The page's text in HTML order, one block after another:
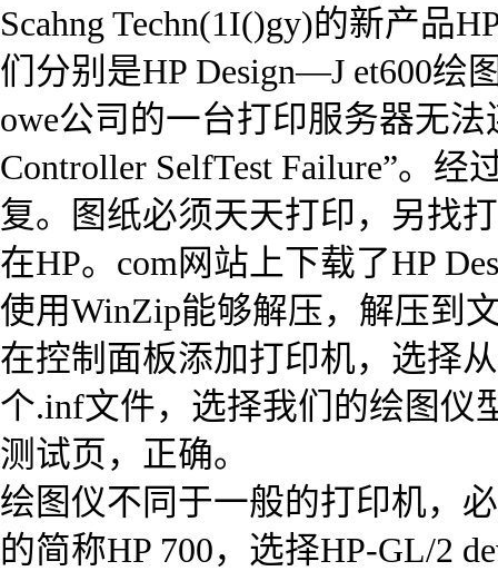
Scahng Techn(1I()gy)的新产品
们分别是HP Design—J et600绘
owe公司的一台打印服务器无法
Controller SelfTest Failure”。
复。图纸必须天天打印，另找
在HP。com网站上下载了HP
使用WinZip能够解压，解压到
在控制面板添加打印机，选择
个.inf文件，选择我们的绘图仪
测试页，正确。
绘图仪不同于一般的打印机，
的简称HP 700，选择HP-GL/2